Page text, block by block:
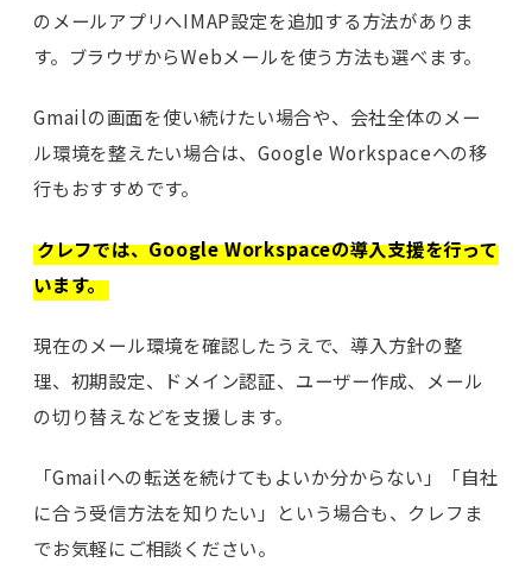
のメールアプリへIMAP設定を追加する方法がありま
す。ブラウザからWebメールを使う方法も選べます。
Gmailの画面を使い続けたい場合や、会社全体のメー
ル環境を整えたい場合は、Google Workspaceへの移
行もおすすめです。
クレフでは、Google Workspaceの導入支援を行って
います。
現在のメール環境を確認したうえで、導入方針の整
理、初期設定、ドメイン認証、ユーザー作成、メール
の切り替えなどを支援します。
「Gmailへの転送を続けてもよいか分からない」「自社
に合う受信方法を知りたい」という場合も、クレフま
でお気軽にご相談ください。